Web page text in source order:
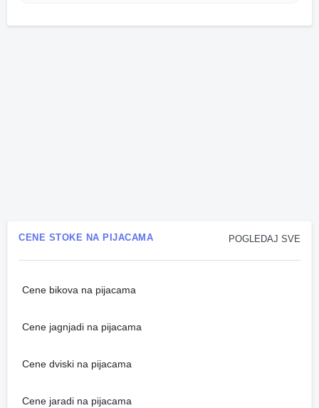
POGLEDAJ SVE
CENE STOKE NA PIJACAMA
Cene bikova na pijacama
Cene jagnjadi na pijacama
Cene dviski na pijacama
Cene jaradi na pijacama